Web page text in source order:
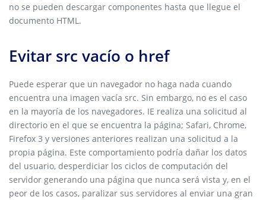
no se pueden descargar componentes hasta que llegue el
documento HTML.
Evitar src vacío o href
Puede esperar que un navegador no haga nada cuando
encuentra una imagen vacía src. Sin embargo, no es el caso
en la mayoría de los navegadores. IE realiza una solicitud al
directorio en el que se encuentra la página; Safari, Chrome,
Firefox 3 y versiones anteriores realizan una solicitud a la
propia página. Este comportamiento podría dañar los datos
del usuario, desperdiciar los ciclos de computación del
servidor generando una página que nunca será vista y, en el
peor de los casos, paralizar sus servidores al enviar una gran